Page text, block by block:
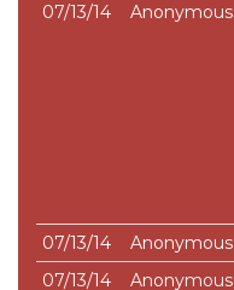
07/13/14 Anonymous
07/13/14
Anonymous
07/13/14
Anonymous